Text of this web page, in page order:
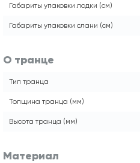
Габариты упаковки лодки (см)
Габариты упаковки слани (см)
О транце
Тип транца
Толщина транца (мм)
Высота транца (мм)
Материал